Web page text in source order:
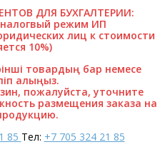
ДЛЯ БУХГАЛТЕРИИ:
режим ИП
лиц к стоимости
10%)
товардың бар немесе
алыңыз.
пожалуйста, уточните
размещения заказа на
85 Тел: +7 705 324 21 85